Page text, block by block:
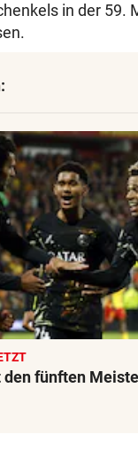
in der 59.
den fünften